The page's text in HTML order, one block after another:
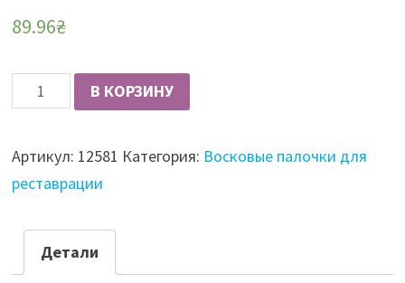
89.96₴
Количество
Палочка
Zweihorn
вишня
В КОРЗИНУ
Артикул: 12581 Категория: Восковые палочки для
реставрации
Детали